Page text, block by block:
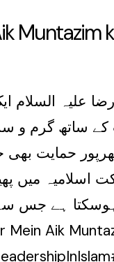
علیہ
ساتھ گرم و
حمایت
اسلامیہ میں
ہے جس